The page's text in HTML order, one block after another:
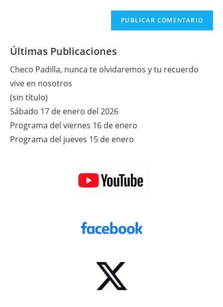
Últimas Publicaciones
Checo Padilla, nunca te olvidaremos y tu recuerdo
vive en nosotros
(sin título)
Sábado 17 de enero del 2026
Programa del viernes 16 de enero
Programa del jueves 15 de enero